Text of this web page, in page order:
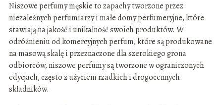
Niszowe perfumy męskie to zapachy tworzone przez
niezależnych perfumiarzy i małe domy perfumeryjne, które
stawiają na jakość i unikalność swoich produktów. W
odróżnieniu od komercyjnych perfum, które są produkowane
na masową skalę i przeznaczone dla szerokiego grona
odbiorców, niszowe perfumy są tworzone w ograniczonych
edycjach, często z użyciem rzadkich i drogocennych
składników.